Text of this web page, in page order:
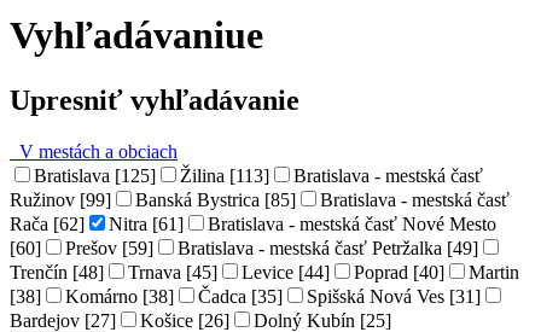
Vyhľadávaniue
Upresniť vyhľadávanie
V mestách a obciach
Bratislava [125]
Žilina [113]
Bratislava - mestská časť
Ružinov [99]
Banská Bystrica [85]
Bratislava - mestská časť
Rača [62]
Nitra [61]
Bratislava - mestská časť Nové Mesto
[60]
Prešov [59]
Bratislava - mestská časť Petržalka [49]
Trenčín [48]
Trnava [45] Levice [44] Poprad [40]
Martin
[38]
Komárno [38] Čadca [35]
Spišská Nová Ves [31]
Bardejov [27]
Košice [26] Dolný Kubín [25]